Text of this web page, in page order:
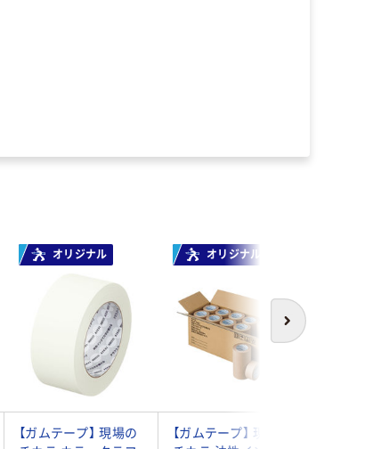
次へ
オリジナル オリジナル
【ガムテープ】 現場の
【ガムテープ】 現場の